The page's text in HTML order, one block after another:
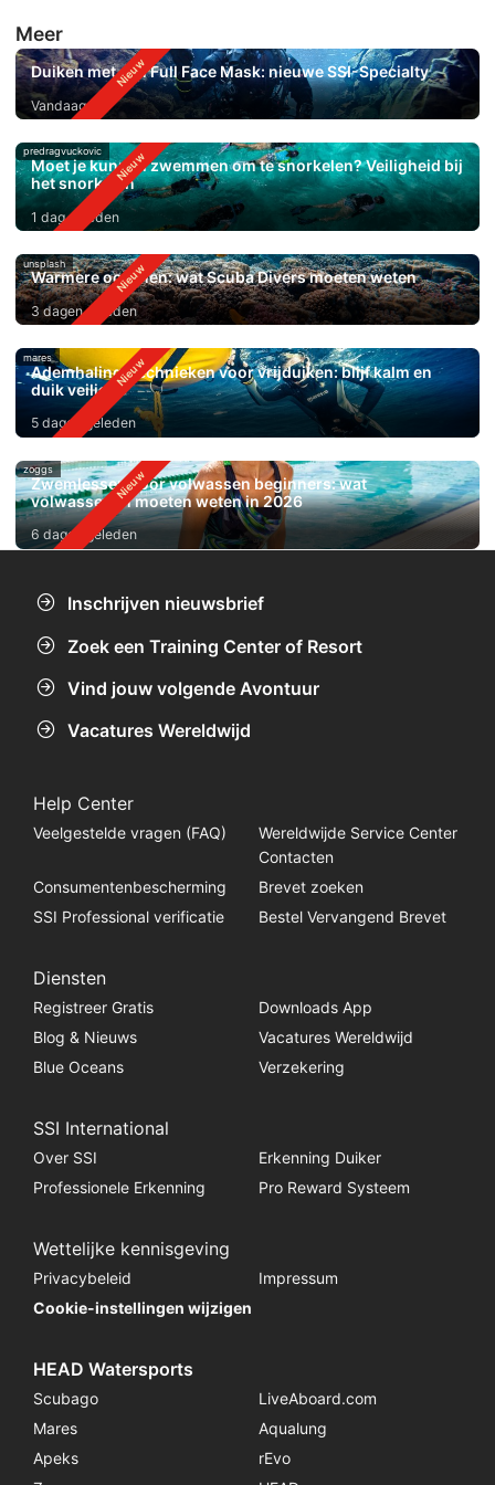
Meer
Duiken met een Full Face Mask: nieuwe SSI-Specialty
Vandaag
predragvuckovic
Moet je kunnen zwemmen om te snorkelen? Veiligheid bij
het snorkelen
1 dag geleden
unsplash
Warmere oceanen: wat Scuba Divers moeten weten
3 dagen geleden
mares
Ademhalingstechnieken voor vrijduiken: blijf kalm en
duik veiliger
5 dagen geleden
zoggs
Zwemlessen voor volwassen beginners: wat
volwassenen moeten weten in 2026
6 dagen geleden
Inschrijven nieuwsbrief
Zoek een Training Center of Resort
Vind jouw volgende Avontuur
Vacatures Wereldwijd
Help Center
Veelgestelde vragen (FAQ)
Wereldwijde Service Center
Contacten
Consumentenbescherming
Brevet zoeken
SSI Professional verificatie
Bestel Vervangend Brevet
Diensten
Registreer Gratis
Downloads App
Blog & Nieuws
Vacatures Wereldwijd
Blue Oceans
Verzekering
SSI International
Over SSI
Erkenning Duiker
Professionele Erkenning
Pro Reward Systeem
Wettelijke kennisgeving
Privacybeleid
Impressum
Cookie-instellingen wijzigen
HEAD Watersports
Scubago
LiveAboard.com
Mares
Aqualung
Apeks
rEvo